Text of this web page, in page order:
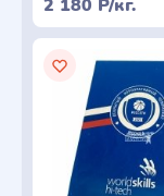
2 180 Р/кг.